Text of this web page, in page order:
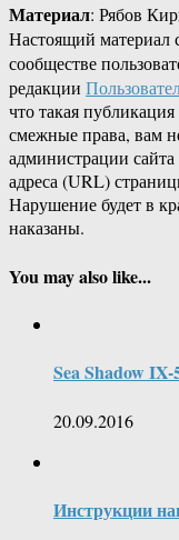
Материал: Рябов
Настоящий материал
сообществе
редакции
что такая
смежные права, вам
администрации
адреса (URL)
Нарушение будет в
наказаны.
You may also like...
Sea Shadow IX-
20.09.2016
Инструкции